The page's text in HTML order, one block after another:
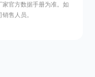
官方数据手册为准。如
售人员。